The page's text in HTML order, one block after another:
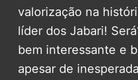
valorização na
líder dos Jabari!
bem interessante e
apesar de